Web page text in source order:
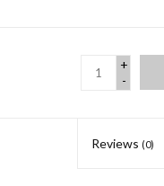
+
-
Reviews (0)